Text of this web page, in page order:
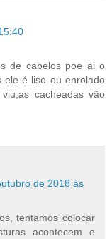
de cabelos poe ai o
ele é liso ou enrolado
cacheadas vão
de 2018 às
tentamos colocar
acontecem e